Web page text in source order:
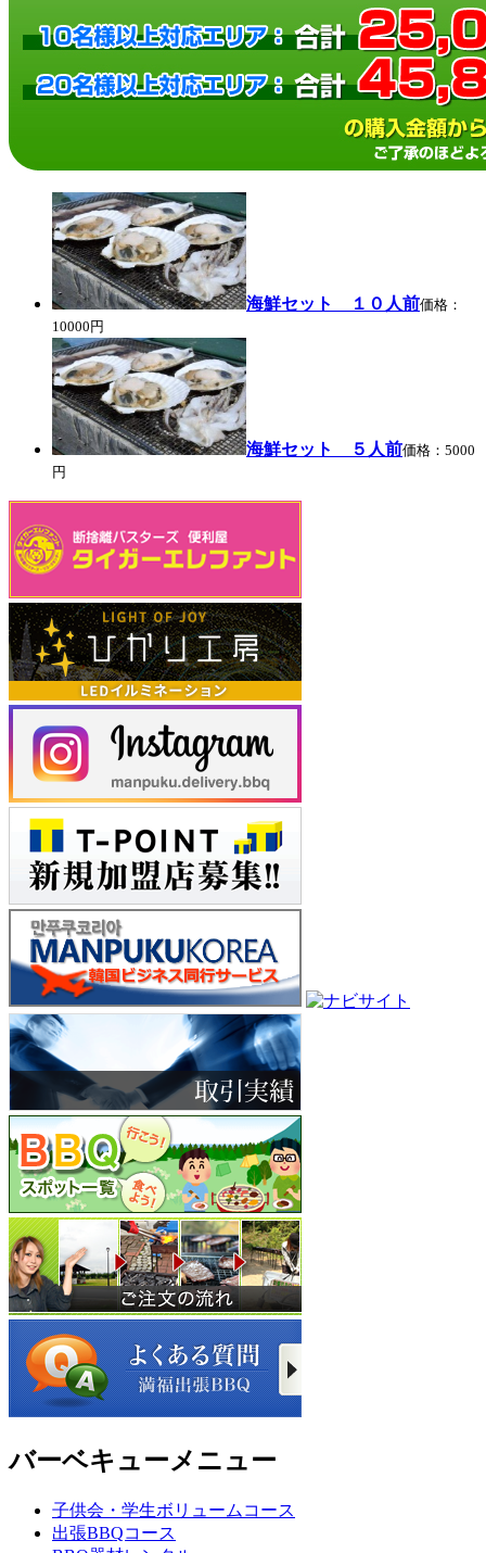
海鮮セット １０人前価格：
10000円
海鮮セット ５人前価格：5000
円
バーベキューメニュー
子供会・学生ボリュームコース
出張BBQコース